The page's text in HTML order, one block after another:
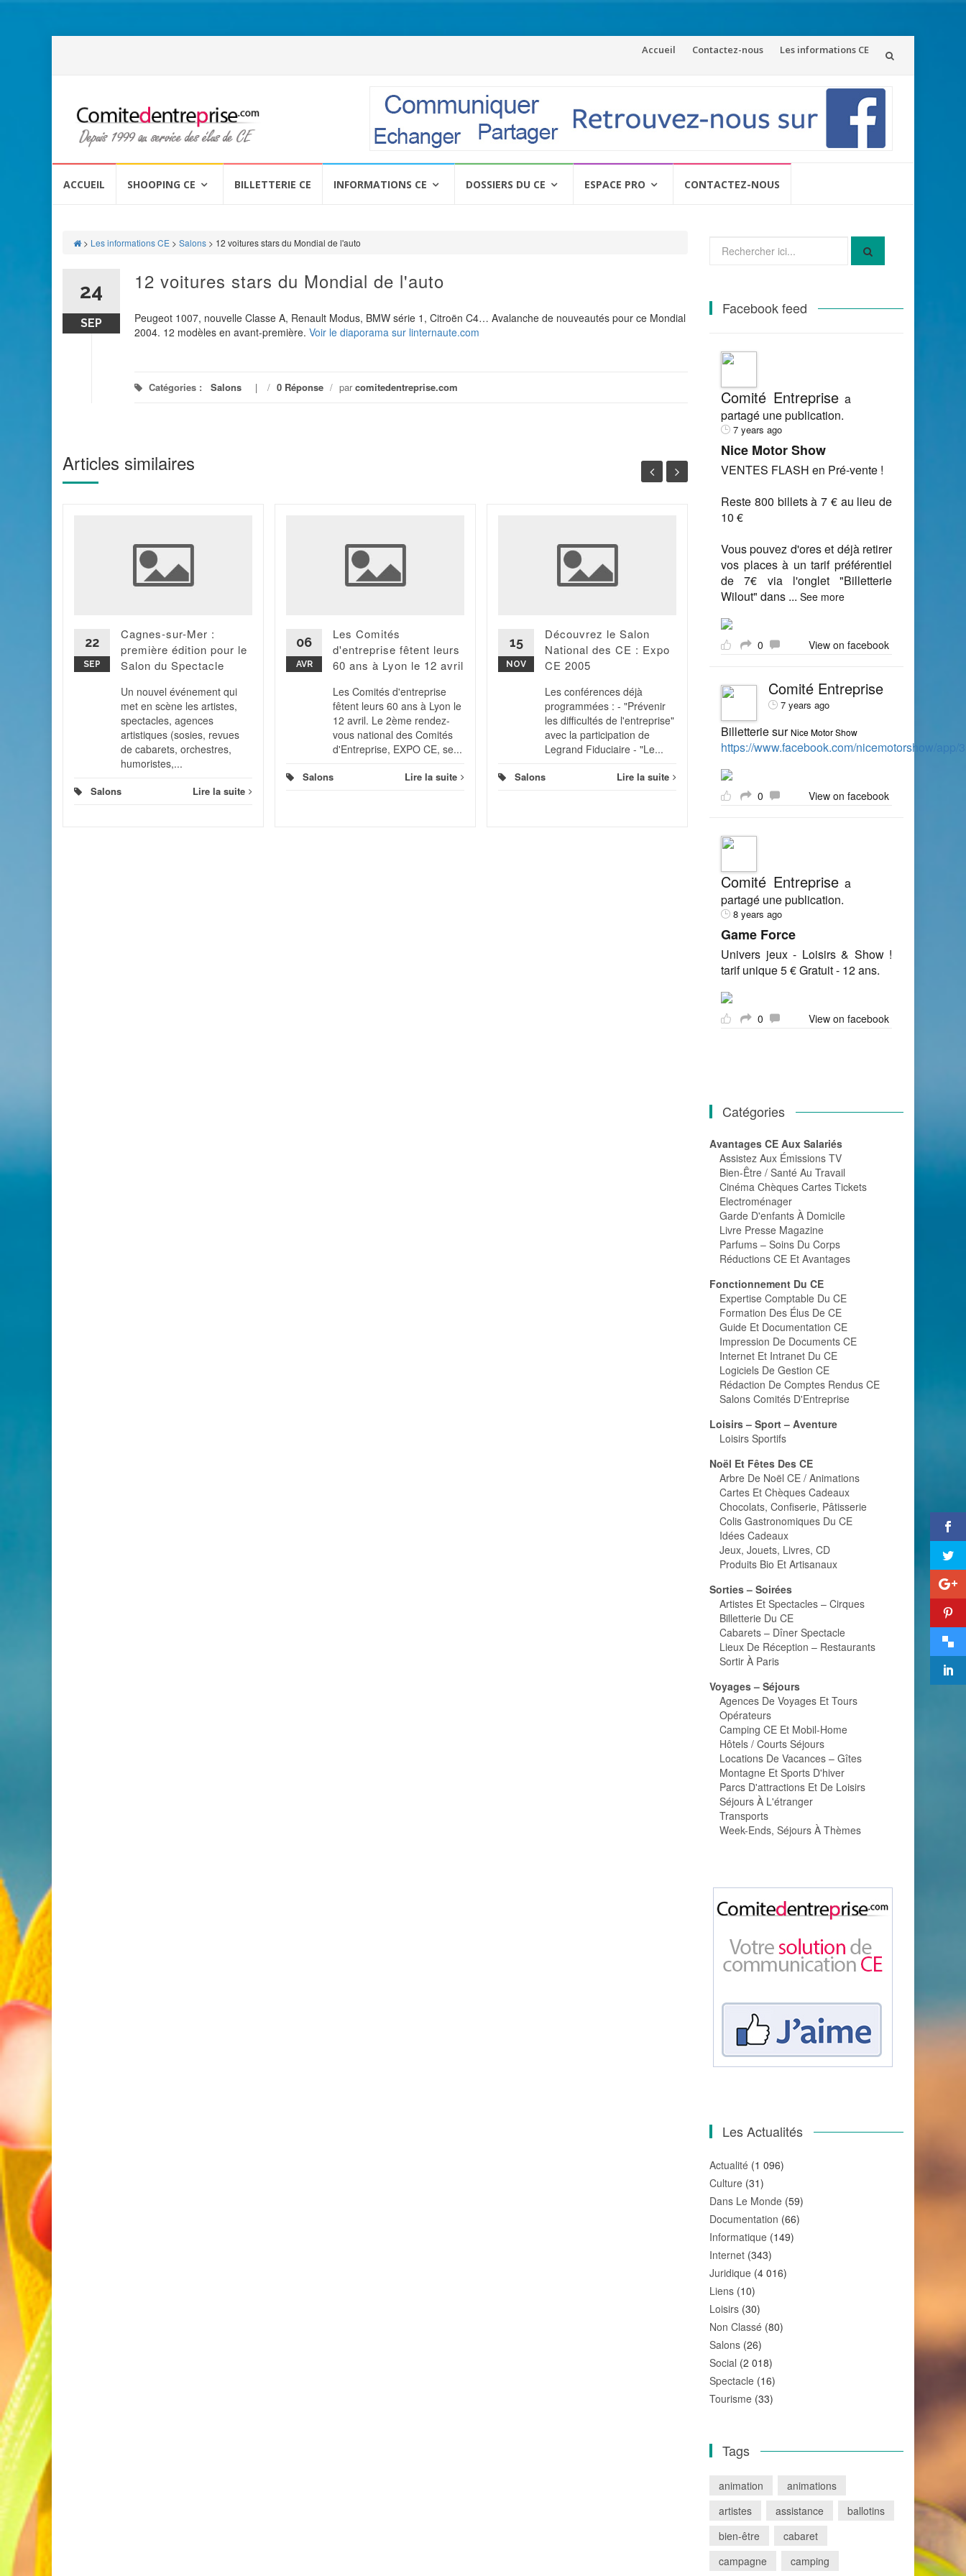
Aller
Accueil Contactez-nous Les informations CE
ACCUEIL SHOOPING CE BILLETTERIE CE INFORMATIONS CE DOSSIERS DU CE ESPACE PRO CONTACTEZ-NOUS
> Les informations CE > Salons > 12 voitures stars du Mondial de l'auto
24
SEP
12 voitures stars du Mondial de l'auto
Peugeot 1007, nouvelle Classe A, Renault Modus, BMW série 1, Citroën C4… Avalanche de nouveautés pour ce Mondial
2004. 12 modèles en avant-première. Voir le diaporama sur linternaute.com
Catégories : Salons / 0 Réponse / parcomitedentreprise.com
Articles similaires
22
SEP
Cagnes-sur-Mer :
première édition pour le
Salon du Spectacle
Un nouvel événement qui
met en scène les artistes,
spectacles, agences
artistiques (sosies, revues
de cabarets, orchestres,
humoristes,...
Salons Lire la suite
06
AVR
Les Comités
d'entreprise fêtent leurs
60 ans à Lyon le 12 avril
Les Comités d'entreprise
fêtent leurs 60 ans à Lyon le
12 avril. Le 2ème rendez-
vous national des Comités
d'Entreprise, EXPO CE, se...
Salons Lire la suite
15
NOV
Découvrez le Salon
National des CE : Expo
CE 2005
Les conférences déjà
programmées : - "Prévenir
les difficultés de l'entreprise"
avec la participation de
Legrand Fiduciaire - "Le...
Salons Lire la suite
29
SEP
d'entreprise font leur
marché
Toute entreprise de plus de
Morbihan en compte plus
Salons Lire la suite
pour
Facebook feed
Comité Entreprisea
partagé une publication.
7 years ago
Nice Motor Show
VENTES FLASH en Pré-vente !
Reste 800 billets à 7 € au lieu de
10 €
Vous pouvez d'ores et déjà retirer
vos places à un tarif préférentiel
de 7€ via l'onglet "Billetterie
Wilout" dans ... See more
0 View on facebook
Comité Entreprise
7 years ago
Billetterie sur Nice Motor Show
https://www.facebook.com/nicemotorshow/app/
0 View on facebook
Comité Entreprisea
partagé une publication.
8 years ago
Game Force
Univers jeux - Loisirs & Show !
tarif unique 5 € Gratuit - 12 ans.
0 View on facebook
Catégories
Avantages CE Aux Salariés
Assistez Aux Émissions TV
Bien-Être / Santé Au Travail
Cinéma Chèques Cartes Tickets
Electroménager
Garde D'enfants À Domicile
Livre Presse Magazine
Parfums – Soins Du Corps
Réductions CE Et Avantages
Fonctionnement Du CE
Expertise Comptable Du CE
Formation Des Élus De CE
Guide Et Documentation CE
Impression De Documents CE
Internet Et Intranet Du CE
Logiciels De Gestion CE
Rédaction De Comptes Rendus CE
Salons Comités D'Entreprise
Loisirs – Sport – Aventure
Loisirs Sportifs
Noël Et Fêtes Des CE
Arbre De Noël CE / Animations
Cartes Et Chèques Cadeaux
Chocolats, Confiserie, Pâtisserie
Colis Gastronomiques Du CE
Idées Cadeaux
Jeux, Jouets, Livres, CD
Produits Bio Et Artisanaux
Sorties – Soirées
Artistes Et Spectacles – Cirques
Billetterie Du CE
Cabarets – Dîner Spectacle
Lieux De Réception – Restaurants
Sortir À Paris
Voyages – Séjours
Agences De Voyages Et Tours
Opérateurs
Camping CE Et Mobil-Home
Hôtels / Courts Séjours
Locations De Vacances – Gîtes
Montagne Et Sports D'hiver
Parcs D'attractions Et De Loisirs
Séjours À L'étranger
Transports
Week-Ends, Séjours À Thèmes
Les Actualités
Actualité (1 096)
Culture (31)
Dans Le Monde (59)
Documentation (66)
Informatique (149)
Internet (343)
Juridique (4 016)
Liens (10)
Loisirs (30)
Non Classé (80)
Salons (26)
Social (2 018)
Spectacle (16)
Tourisme (33)
Tags
animation
animations
artistes
assistance
ballotins
bien-être
cabaret
campagne
camping